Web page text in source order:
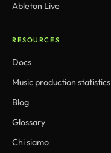
Ableton Live
RESOURCES
Docs
Music production statistics
Blog
Glossary
Chi siamo